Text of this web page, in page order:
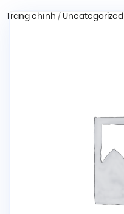
Trang chính / Uncategorized